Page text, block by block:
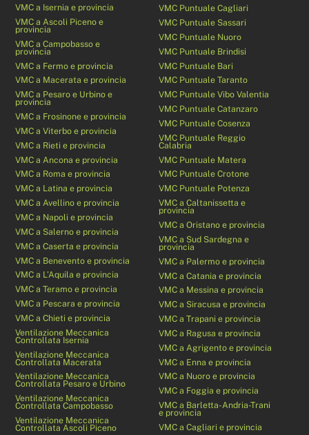
VMC a Isernia e provincia
VMC a Ascoli Piceno e
provincia
VMC a Campobasso e
provincia
VMC a Fermo e provincia
VMC a Macerata e provincia
VMC a Pesaro e Urbino e
provincia
VMC a Frosinone e provincia
VMC a Viterbo e provincia
VMC a Rieti e provincia
VMC a Ancona e provincia
VMC a Roma e provincia
VMC a Latina e provincia
VMC a Avellino e provincia
VMC a Napoli e provincia
VMC a Salerno e provincia
VMC a Caserta e provincia
VMC a Benevento e provincia
VMC a L’Aquila e provincia
VMC a Teramo e provincia
VMC a Pescara e provincia
VMC a Chieti e provincia
Ventilazione Meccanica
Controllata Isernia
Ventilazione Meccanica
Controllata Macerata
Ventilazione Meccanica
Controllata Pesaro e Urbino
Ventilazione Meccanica
Controllata Campobasso
Ventilazione Meccanica
Controllata Ascoli Piceno
VMC Puntuale Cagliari
VMC Puntuale Sassari
VMC Puntuale Nuoro
VMC Puntuale Brindisi
VMC Puntuale Bari
VMC Puntuale Taranto
VMC Puntuale Vibo Valentia
VMC Puntuale Catanzaro
VMC Puntuale Cosenza
VMC Puntuale Reggio
Calabria
VMC Puntuale Matera
VMC Puntuale Crotone
VMC Puntuale Potenza
VMC a Caltanissetta e
provincia
VMC a Oristano e provincia
VMC a Sud Sardegna e
provincia
VMC a Palermo e provincia
VMC a Catania e provincia
VMC a Messina e provincia
VMC a Siracusa e provincia
VMC a Trapani e provincia
VMC a Ragusa e provincia
VMC a Agrigento e provincia
VMC a Enna e provincia
VMC a Nuoro e provincia
VMC a Foggia e provincia
VMC a Barletta-Andria-Trani
e provincia
VMC a Cagliari e provincia